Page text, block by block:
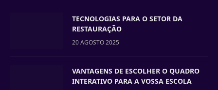
TECNOLOGIAS PARA O SETOR DA
RESTAURAÇÃO
20 AGOSTO 2025
VANTAGENS DE ESCOLHER O QUADRO
INTERATIVO PARA A VOSSA ESCOLA